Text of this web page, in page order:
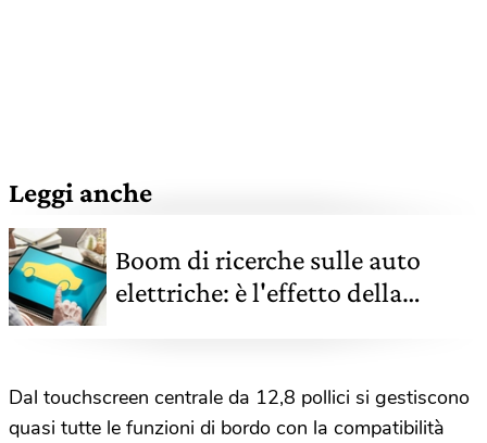
Leggi anche
Boom di ricerche sulle auto
elettriche: è l'effetto della
Dal touchscreen centrale da 12,8 pollici si gestiscono
quasi tutte le funzioni di bordo con la compatibilità